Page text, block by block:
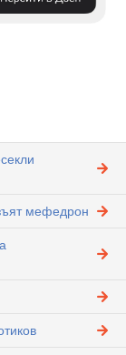
мефедрон